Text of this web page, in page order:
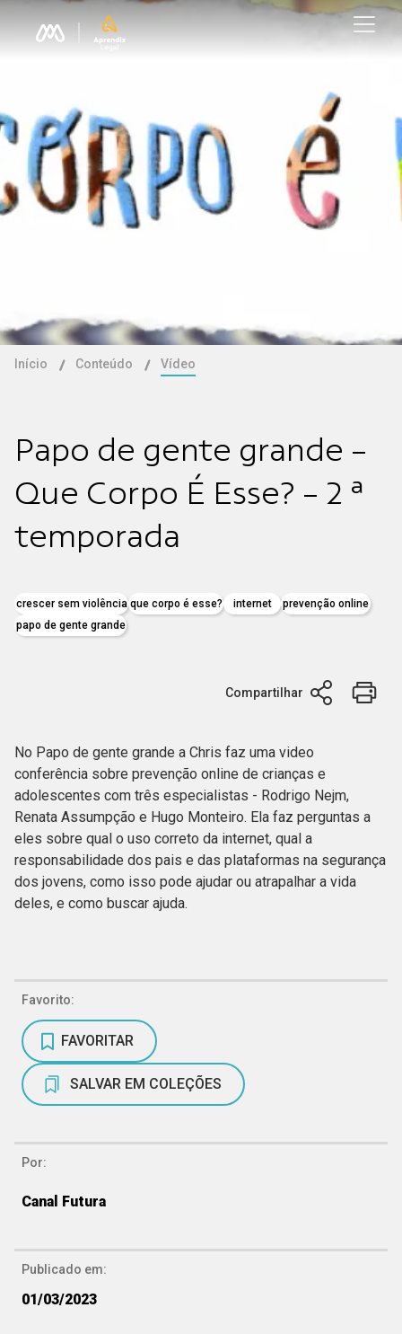
Início Conteúdo Vídeo
Papo de gente grande -
Que Corpo É Esse? - 2 ª
temporada
crescer sem violência que corpo é esse? internet
prevenção online
papo de gente grande
Compartilhar
No Papo de gente grande a Chris faz uma video
conferência sobre prevenção online de crianças e
adolescentes com três especialistas - Rodrigo Nejm,
Renata Assumpção e Hugo Monteiro. Ela faz perguntas a
eles sobre qual o uso correto da internet, qual a
responsabilidade dos pais e das plataformas na segurança
dos jovens, como isso pode ajudar ou atrapalhar a vida
deles, e como buscar ajuda.
Favorito:
FAVORITAR
SALVAR EM COLEÇÕES
Por:
Canal Futura
Publicado em:
01/03/2023